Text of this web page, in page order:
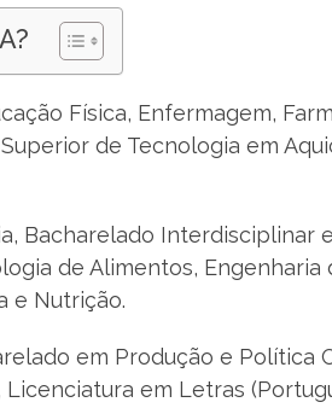
Física, Enfermagem,
de Tecnologia em
Bacharelado Interdisciplinar
de Alimentos, Engenharia
e Nutrição.
em Produção e Política
em Letras